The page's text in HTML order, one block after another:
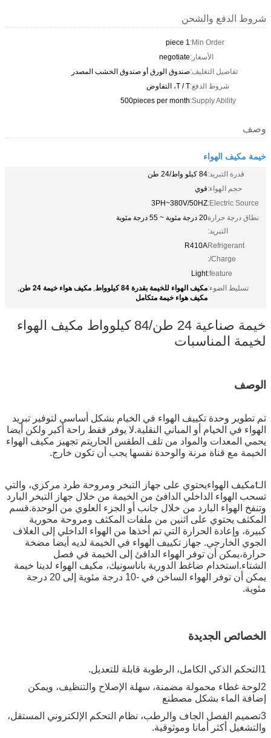
شروط الدفع والشحن
Min Order:
1 piece
الأسعار:negotiate
تفاصيل التغليف:صندوق الورق أو صندوق الخشب المصدر
شروط الدفع:T / T، التفاوض
Supply Ability:
500pieces per month
وصف
خيمة مكيف الهواء
قدرة التبريد:84 كيلو واط/24 طن
حجم الهواء:قوي
Electric Source:
3PH~380V/50HZ
نطاق درجة حرارة
التبريد:
20 درجة مئوية ~ 55 درجة مئوية
Refrigerant
/Charge:
R410A
feature:
Light
تسليط الضوء:مكيف الهواء للخيمة بقدرة 84 كيلوواط , مكيف هواء خيمة 24 طن ,
مكيف هواء خيمة متكامل
خيمة صناعية 24 طن/84 كيلوواط مكيف الهواء
لخيمة المناسبات
الوصف
تم تطوير وحدة تكييف الهواء في الخيام بشكل أساسي لتوفير تبريد
الهواء في الخيام أو المباني النقلية.لا يوفر فقط راحة أكبر ولكن أيضا
يحمي المعدات والمواد من تلف الطقس الحاريتم تجهيز مكيف الهواء
الخيمة مع قناة مرنة والوحدة نفسها يجب أن تكون خارج.
الـtمكيف الهواءيحتوي على جهاز التبخر ومروحة طرد مركزي، والتي
تسحب الهواء الداخلي الدافئ من الخيمة من خلال جهاز التبخر البارد
وتنفخ الهواء البارد من خلال جانب أو الجزء العلوي من الوحدة.قسم
المكثف يحتوي على اثنين من ملفات المكثف ومروحة محورية
كبيرة، وإعادة الحرارة التي تم أخذها من الهواء الداخلي إلى الغلاف
الجوي الخارجي. جهاز تكييف الهواء في الخيمة لديه أيضا مضخة
حرارة،يمكن أن توفر الهواء الدافئ إلى الخيمة في فصل
الشتاء.استخدام ضاغط الدورية باناسونيك، مكيف الهواء لدينا خيمة
يمكن أن توفر الهواء الساخن في -10 درجة مئوية إلى 20 درجة
مئوية.
الخصائص الجديدة
1التحكم الذكي الكامل، الرطوبة قابلة للتعديل.
2لوحة غطاء محمولة مضمنة، سهلة الإصلاح والتنظيف، ويمكن
إضافة الماء بشكل مصطنع
3تصميم الفصل الجاف والرطب، نظام التحكم الإلكتروني المستقل،
والتشغيل أكثر أمانا وموثوقية.